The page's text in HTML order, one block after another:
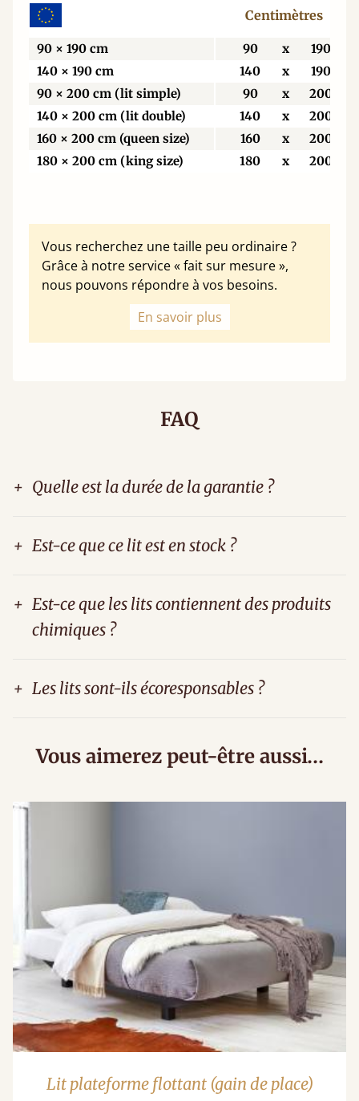
Centimètres
90 × 190 cm 90 x
190
140 × 190 cm
140 x
190
90 × 200 cm (lit simple)
90 x
200
140 × 200 cm (lit double)
140 x
200
160 × 200 cm (queen size)
160 x
200
180 × 200 cm (king size)
180 x 200
Vous recherchez une taille peu ordinaire ?
Grâce à notre service « fait sur mesure »,
nous pouvons répondre à vos besoins.
En savoir plus
FAQ
+ Quelle est la durée de la garantie ?
+ Est-ce que ce lit est en stock ?
+ Est-ce que les lits contiennent des produits
chimiques ?
+ Les lits sont-ils écoresponsables ?
Vous aimerez peut-être aussi…
Lit plateforme flottant (gain de place)